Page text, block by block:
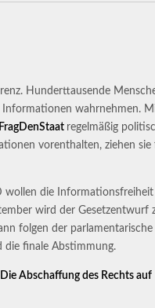
Hunderttausende
wahrnehmen.
FragDenStaat regelmäßig
vorenthalten, ziehen sie
wollen die Informationsfreiheit
wird der Gesetzentwurf
folgen der parlamentarische
die finale Abstimmung.
Abschaffung des Rechts auf